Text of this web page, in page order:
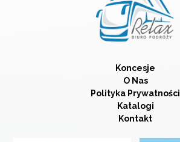
Koncesje
O Nas
Polityka Prywatności
Katalogi
Kontakt